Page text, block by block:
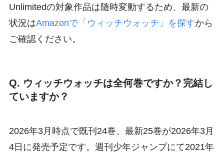
Unlimitedの対象作品は随時変動するため、最新の
状況はAmazonで「ウィッチウォッチ」を探すから
ご確認ください。
Q. ウィッチウォッチは全何巻ですか？完結し
ていますか？
2026年3月時点で既刊24巻、最新25巻が2026年3月
4日に発売予定です。週刊少年ジャンプにて2021年